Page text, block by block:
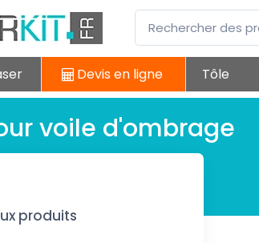
Devis en ligne Tôle
voile d'ombrage
produits